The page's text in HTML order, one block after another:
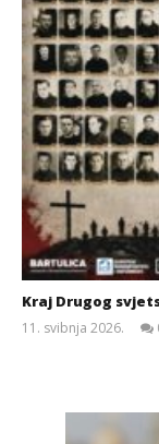
Kraj Drugog
11. svibnja 2026.